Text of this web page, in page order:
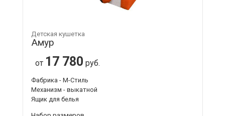
Детская кушетка
Амур
от 17 780 руб.
Фабрика - М-Стиль
Механизм - выкатной
Ящик для белья